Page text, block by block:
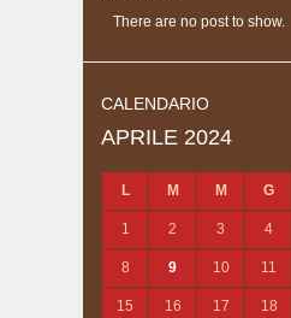
There are no post to show.
CALENDARIO
APRILE 2024
L M M G
1 2 3 4
8 9 10 11
15 16 17 18